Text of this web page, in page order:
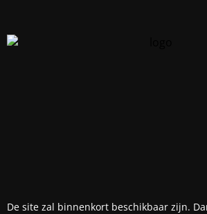
De site zal binnenkort beschikbaar zijn.